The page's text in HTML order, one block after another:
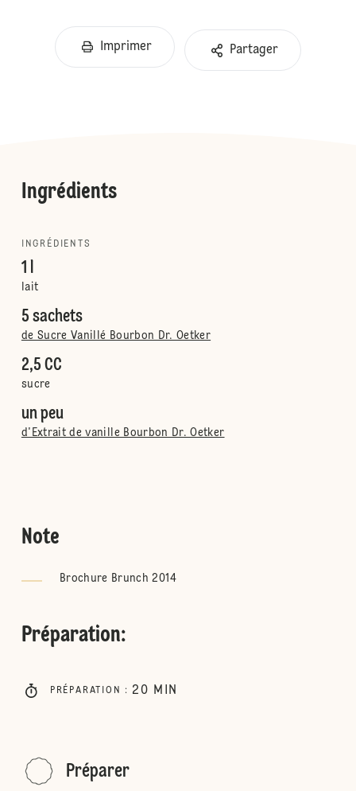
Imprimer Partager
Ingrédients
INGRÉDIENTS
1 l
lait
5 sachets
de Sucre Vanillé Bourbon Dr. Oetker
2,5 CC
sucre
un peu
d'Extrait de vanille Bourbon Dr. Oetker
Note
Brochure Brunch 2014
Préparation:
PRÉPARATION : 20 MIN
Préparer